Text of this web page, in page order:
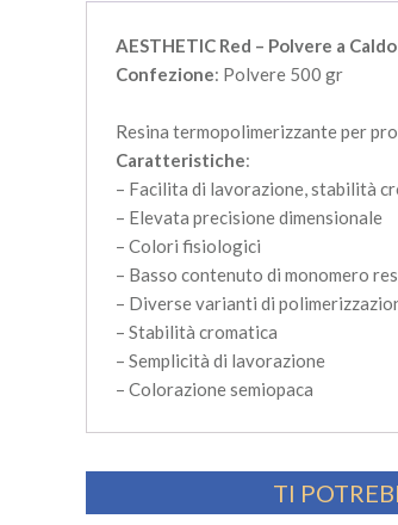
AESTHETIC Red – Polvere a
Confezione: Polvere 500 gr
Resina termopolimerizzante per
Caratteristiche:
– Facilita di lavorazione, stabilità
– Elevata precisione dimensionale
– Colori fisiologici
– Basso contenuto di monomero
– Diverse varianti di
– Stabilità cromatica
– Semplicità di lavorazione
– Colorazione semiopaca
TI